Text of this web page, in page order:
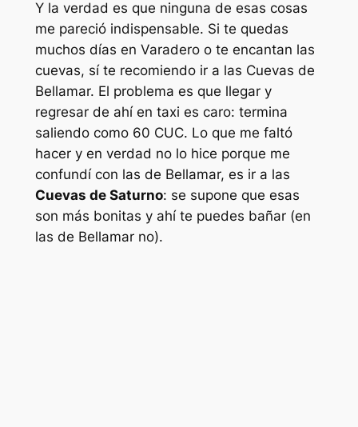
Y la verdad es que ninguna de esas cosas
me pareció indispensable. Si te quedas
muchos días en Varadero o te encantan las
cuevas, sí te recomiendo ir a las Cuevas de
Bellamar. El problema es que llegar y
regresar de ahí en taxi es caro: termina
saliendo como 60 CUC. Lo que me faltó
hacer y en verdad no lo hice porque me
confundí con las de Bellamar, es ir a las
Cuevas de Saturno: se supone que esas
son más bonitas y ahí te puedes bañar (en
las de Bellamar no).